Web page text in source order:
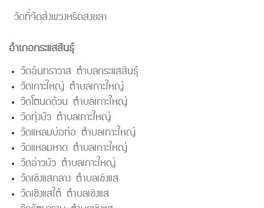
วัดที่จัดส่งพวงหรีดสงขลา
อำเภอกระแสสินธุ์
วัดอินทราวาส ตำบลกระแสสินธุ์
วัดเกาะใหญ่ ตำบลเกาะใหญ่
วัดโตนดด้วน ตำบลเกาะใหญ่
วัดทุ่งบัว ตำบลเกาะใหญ่
วัดแหลมบ่อท่อ ตำบลเกาะใหญ่
วัดแหลมหาด ตำบลเกาะใหญ่
วัดอ่าวบัว ตำบลเกาะใหญ่
วัดเชิงแสกลาง ตำบลเชิงแส
วัดเชิงแสใต้ ตำบลเชิงแส